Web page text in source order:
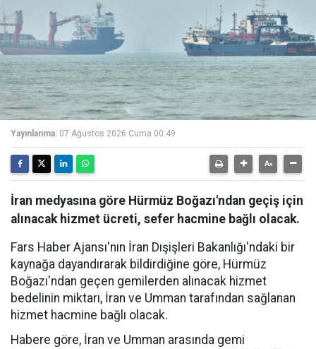
Yayınlanma: 07 Ağustos 2026 Cuma 00:49
İran medyasına göre Hürmüz Boğazı'ndan geçiş için
alınacak hizmet ücreti, sefer hacmine bağlı olacak.
Fars Haber Ajansı'nın İran Dışişleri Bakanlığı'ndaki bir
kaynağa dayandırarak bildirdiğine göre, Hürmüz
Boğazı'ndan geçen gemilerden alınacak hizmet
bedelinin miktarı, İran ve Umman tarafından sağlanan
hizmet hacmine bağlı olacak.
Habere göre, İran ve Umman arasında gemi